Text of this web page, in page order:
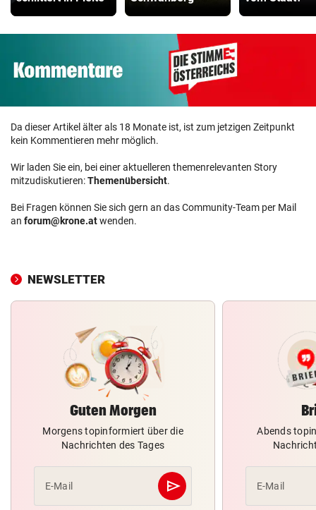
Da dieser Artikel älter als 18 Monate ist, ist zum jetzigen Zeitpunkt
kein Kommentieren mehr möglich.
Wir laden Sie ein, bei einer aktuelleren themenrelevanten Story
mitzudiskutieren:Themenübersicht.
Bei Fragen können Sie sich gern an das Community-Team per Mail
an forum@krone.atwenden.
NEWSLETTER
Guten Morgen
Morgens topinformiert über die
Nachrichten des Tages
E-Mail send
Abschicken
Abends
E-Mail